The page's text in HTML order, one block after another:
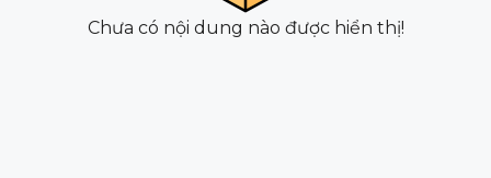
Chưa có nội dung nào được hiển thị!